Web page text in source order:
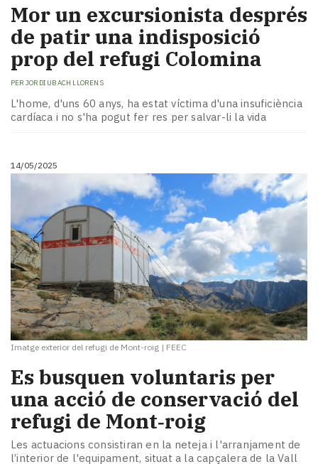
Mor un excursionista després
de patir una indisposició
prop del refugi Colomina
PER JORDI UBACH LLORENS
L'home, d'uns 60 anys, ha estat víctima d'una insuficiència
cardíaca i no s'ha pogut fer res per salvar-li la vida
14/05/2025
Imatge exterior del refugi de Mont-roig | FEEC
Es busquen voluntaris per
una acció de conservació del
refugi de Mont‑roig
Les actuacions consistiran en la neteja i l'arranjament de
l’interior de l'equipament, situat a la capçalera de la Vall